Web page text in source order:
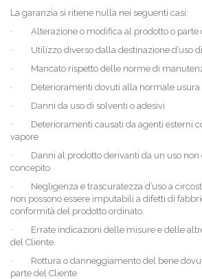
La garanzia si ritiene nulla nei seguenti casi:
·
Alterazione o modifica al prodotto o parte
·
Utilizzo diverso dalla destinazione d’uso
·
Mancato rispetto delle norme di
·
Deterioramenti dovuti alla normale usura
·
Danni da uso di solventi o adesivi
·
Deterioramenti causati da agenti esterni
vapore
·
Danni al prodotto derivanti da un uso
concepito
·
Negligenza e trascuratezza d’uso a
non possono essere imputabili a difetti di
conformità del prodotto ordinato.
·
Errate indicazioni delle misure e delle
del Cliente.
·
Rottura o danneggiamento del bene
parte del Cliente